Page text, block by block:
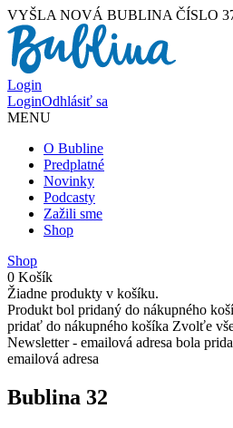
VYŠLA NOVÁ BUBLINA ČÍSLO
Login
LoginOdhlásiť sa
MENU
O Bubline
Predplatné
Novinky
Podcasty
Zažili sme
Shop
Shop
0 Košík
Žiadne produkty v košíku.
Produkt bol pridaný do nákupného
pridať do nákupného košíka Zvolťe
Newsletter - emailová adresa bola
emailová adresa
Bublina 32